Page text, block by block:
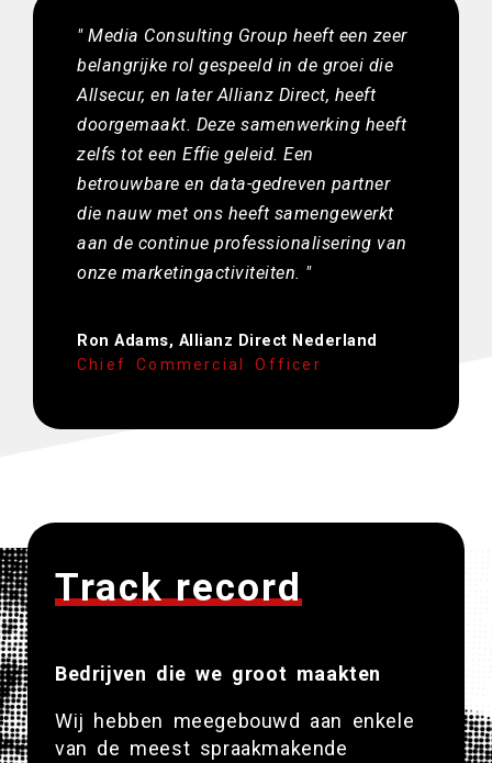
" Media Consulting Group heeft een zeer
belangrijke rol gespeeld in de groei die
Allsecur, en later Allianz Direct, heeft
doorgemaakt. Deze samenwerking heeft
zelfs tot een Effie geleid. Een
betrouwbare en data-gedreven partner
die nauw met ons heeft samengewerkt
aan de continue professionalisering van
onze marketingactiviteiten. "
Ron Adams, Allianz Direct Nederland​
Chief Commercial Officer
Track record
Bedrijven die we groot maakten
Wij hebben meegebouwd aan enkele
van de meest spraakmakende